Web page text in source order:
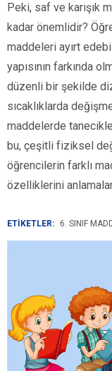
Peki, saf ve karışık
kadar önemlidir?
maddeleri ayırt
yapısının farkında
düzenli bir şekilde
sıcaklıklarda
maddelerde
bu, çeşitli fiziksel
öğrencilerin farklı
özelliklerini
ETİKETLER: 6. SINIF